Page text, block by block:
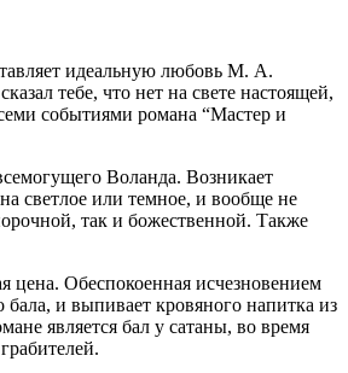
идеальную любовь М. А.
тебе, что нет на свете настоящей,
событиями романа “Мастер и
Воланда. Возникает
светлое или темное, и вообще не
так и божественной. Также
цена. Обеспокоенная исчезновением
и выпивает кровяного напитка из
является бал у сатаны, во время